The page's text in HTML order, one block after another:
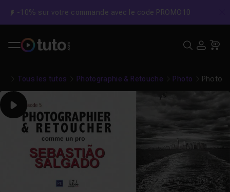
-10% sur votre commande avec le code PROMO10
Tous les tutos Photographie & Retouche Photo
Play